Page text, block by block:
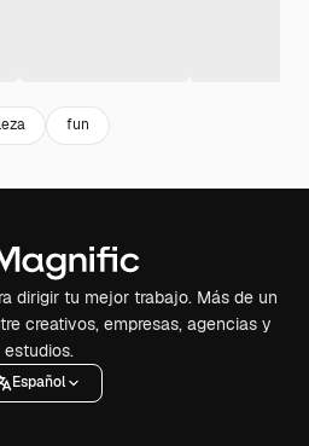
fun
dirigir tu mejor trabajo. Más de un
creativos, empresas, agencias y
estudios.
Español